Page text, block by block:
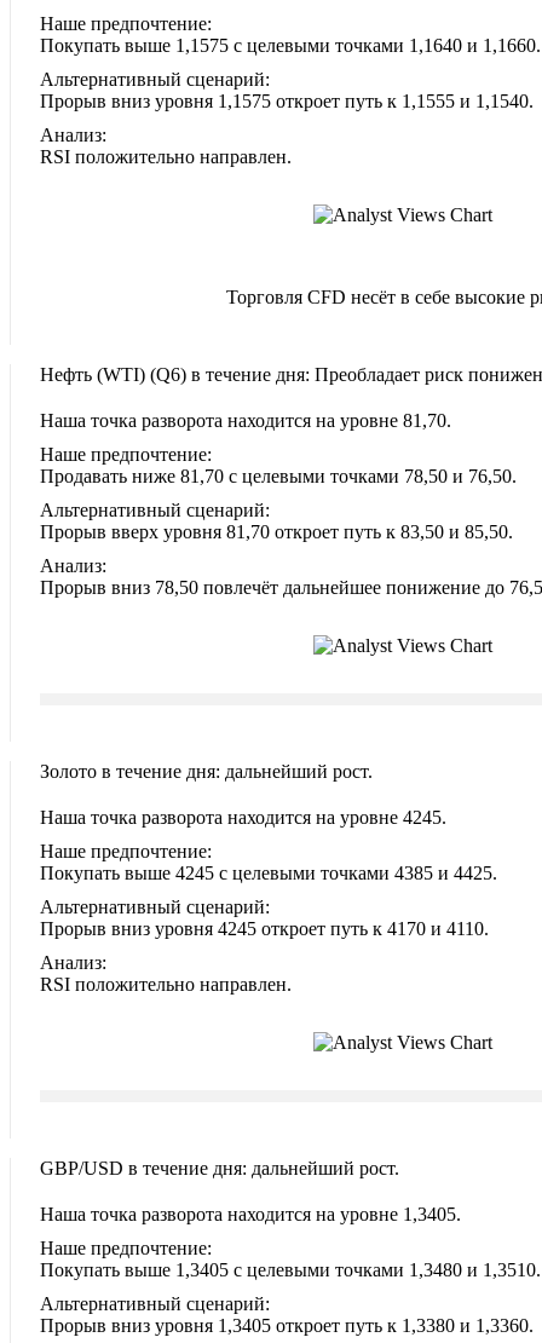
Наше предпочтение:
Покупать выше 1,1575 с целевыми точками 1,1640 и 1,1660.
Альтернативный сценарий:
Прорыв вниз уровня 1,1575 откроет путь к 1,1555 и 1,1540.
Анализ:
RSI положительно направлен.
Торговля CFD несёт в себе высокие
Нефть (WTI)‎ (Q6)‎ в течение дня: Преобладает риск
Наша точка разворота находится на уровне 81,70.
Наше предпочтение:
Продавать ниже 81,70 с целевыми точками 78,50 и 76,50.
Альтернативный сценарий:
Прорыв вверх уровня 81,70 откроет путь к 83,50 и 85,50.
Анализ:
Прорыв вниз 78,50 повлечёт дальнейшее понижение до
Золото в течение дня: дальнейший рост.
Наша точка разворота находится на уровне 4245.
Наше предпочтение:
Покупать выше 4245 с целевыми точками 4385 и 4425.
Альтернативный сценарий:
Прорыв вниз уровня 4245 откроет путь к 4170 и 4110.
Анализ:
RSI положительно направлен.
GBP/USD в течение дня: дальнейший рост.
Наша точка разворота находится на уровне 1,3405.
Наше предпочтение:
Покупать выше 1,3405 с целевыми точками 1,3480 и 1,3510.
Альтернативный сценарий:
Прорыв вниз уровня 1,3405 откроет путь к 1,3380 и 1,3360.